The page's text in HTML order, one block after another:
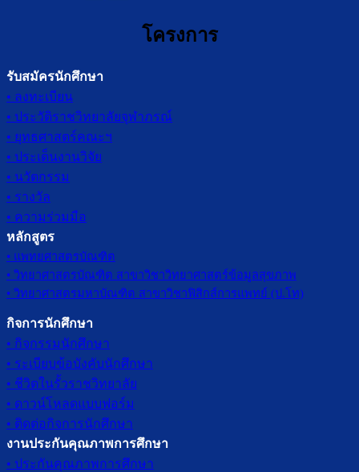
โครงการ
รับสมัครนักศึกษา
• ลงทะเบียน
• ประวัติราชวิทยาลัยจุฬาภรณ์
• ยุทธศาสตร์คณะฯ
• ประเด็นงานวิจัย
• นวัตกรรม
• รางวัล
• ความร่วมมือ
หลักสูตร
• แพทยศาสตรบัณฑิต
• วิทยาศาสตรบัณฑิต สาขาวิชาวิทยาศาสตร์ข้อมูลสุขภาพ
• วิทยาศาสตรมหาบัณฑิต สาขาวิชาฟิสิกส์การแพทย์ (ป.โท)
กิจการนักศึกษา
• กิจกรรมนักศึกษา
• ระเบียบข้อบังคับนักศึกษา
• ชีวิตในรั้วราชวิทยาลัย
• ดาวน์โหลดแบบฟอร์ม
• ติดต่อกิจการนักศึกษา
งานประกันคุณภาพการศึกษา
• ประกันคุณภาพการศึกษา